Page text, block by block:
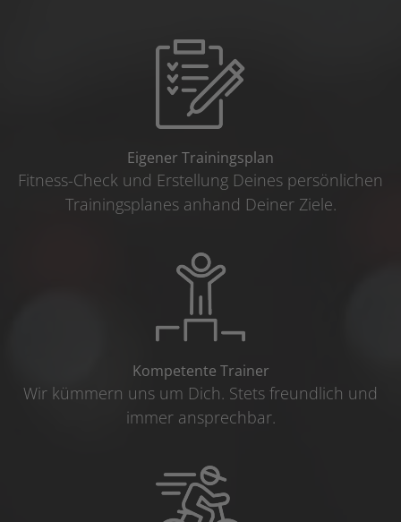
Eigener Trainingsplan
Fitness-Check und Erstellung Deines persönlichen
Trainingsplanes anhand Deiner Ziele.
Kompetente Trainer
Wir kümmern uns um Dich. Stets freundlich und
immer ansprechbar.